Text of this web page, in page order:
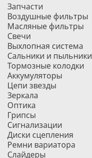
Запчасти
Воздушные фильтры
Масляные фильтры
Свечи
Выхлопная система
Сальники и пыльники
Тормозные колодки
Аккумуляторы
Цепи звезды
Зеркала
Оптика
Грипсы
Сигнализации
Диски сцепления
Ремни вариатора
Слайдеры